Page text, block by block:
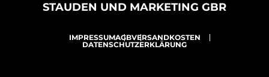
STAUDEN UND MARKETING GBR
IMPRESSUMAGBVERSANDKOSTEN
DATENSCHUTZERKLÄRUNG